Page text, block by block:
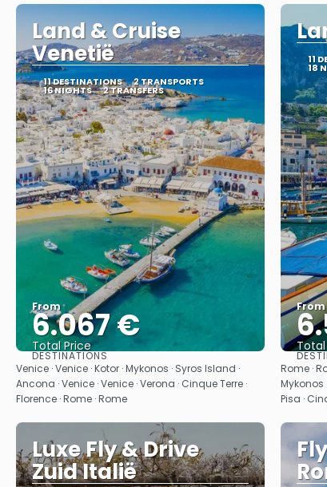
Land & Cruise
Venetië
11 DESTINATIONS 2 TRANSPORTS
16 NIGHTS 2 TRANSFERS
From
6.067 €
Total Price
See
DESTINATIONS
Venice · Venice · Kotor · Mykonos · Syros Island ·
Ancona · Venice · Venice · Verona · Cinque Terre ·
Florence · Rome · Rome
11
18
From
Rome ·
Mykonos
Pisa ·
Luxe Fly & Drive
Zuid Italië